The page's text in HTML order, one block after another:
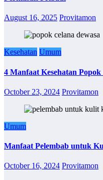
August 16, 2025 Provitamon
Kesehatan Umum
4 Manfaat Kesehatan Popok
October 23, 2024 Provitamon
Umum
Manfaat Pelembab untuk
October 16, 2024 Provitamon